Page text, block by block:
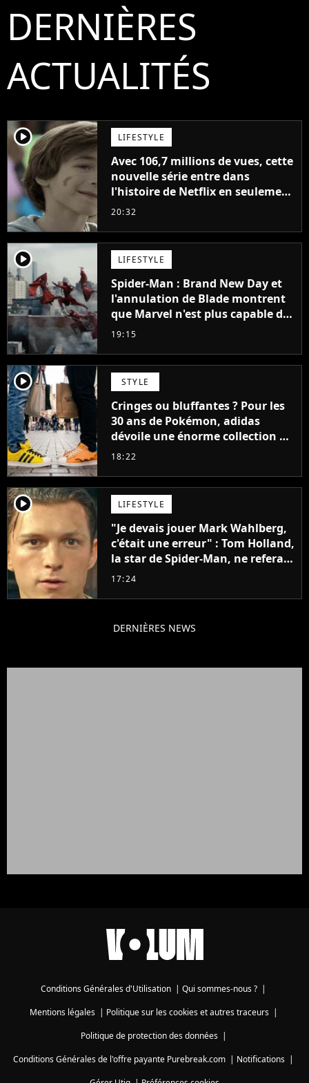
DERNIÈRES
ACTUALITÉS
player2 LIFESTYLE
Avec 106,7 millions de vues, cette
nouvelle série entre dans
l'histoire de Netflix en seulement
48 jours
20:32
player2 LIFESTYLE
Spider-Man : Brand New Day et
l'annulation de Blade montrent
que Marvel n'est plus capable de
faire quoi que ce soit de simple
19:15
player2 STYLE
Cringes ou bluffantes ? Pour les
30 ans de Pokémon, adidas
dévoile une énorme collection de
sneakers et je ne sais pas quoi en
18:22
player2 LIFESTYLE
"Je devais jouer Mark Wahlberg,
c'était une erreur" : Tom Holland,
la star de Spider-Man, ne referait
pas ce blockbuster
17:24
DERNIÈRES NEWS
Conditions Générales d'Utilisation | Qui sommes-nous ? |
Mentions légales| Politique sur les cookies et autres traceurs|
Politique de protection des données|
Conditions Générales de l'offre payante Purebreak.com | Notifications |